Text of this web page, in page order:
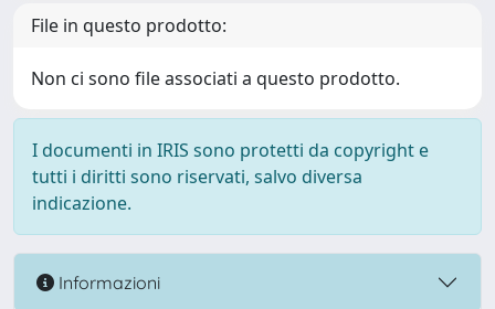
File in questo prodotto:
Non ci sono file associati a questo prodotto.
I documenti in IRIS sono protetti da copyright e
tutti i diritti sono riservati, salvo diversa
indicazione.
Informazioni